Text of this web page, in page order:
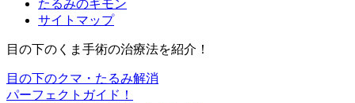
たるみのギモン
サイトマップ
目の下のくま手術の治療法を紹介！
目の下のクマ・たるみ解消
パーフェクトガイド！